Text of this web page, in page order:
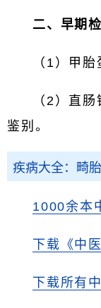
二、早期
（1）甲胎
（2）直
鉴别。
疾病大全：畸
1000余本
下载《中
下载所有